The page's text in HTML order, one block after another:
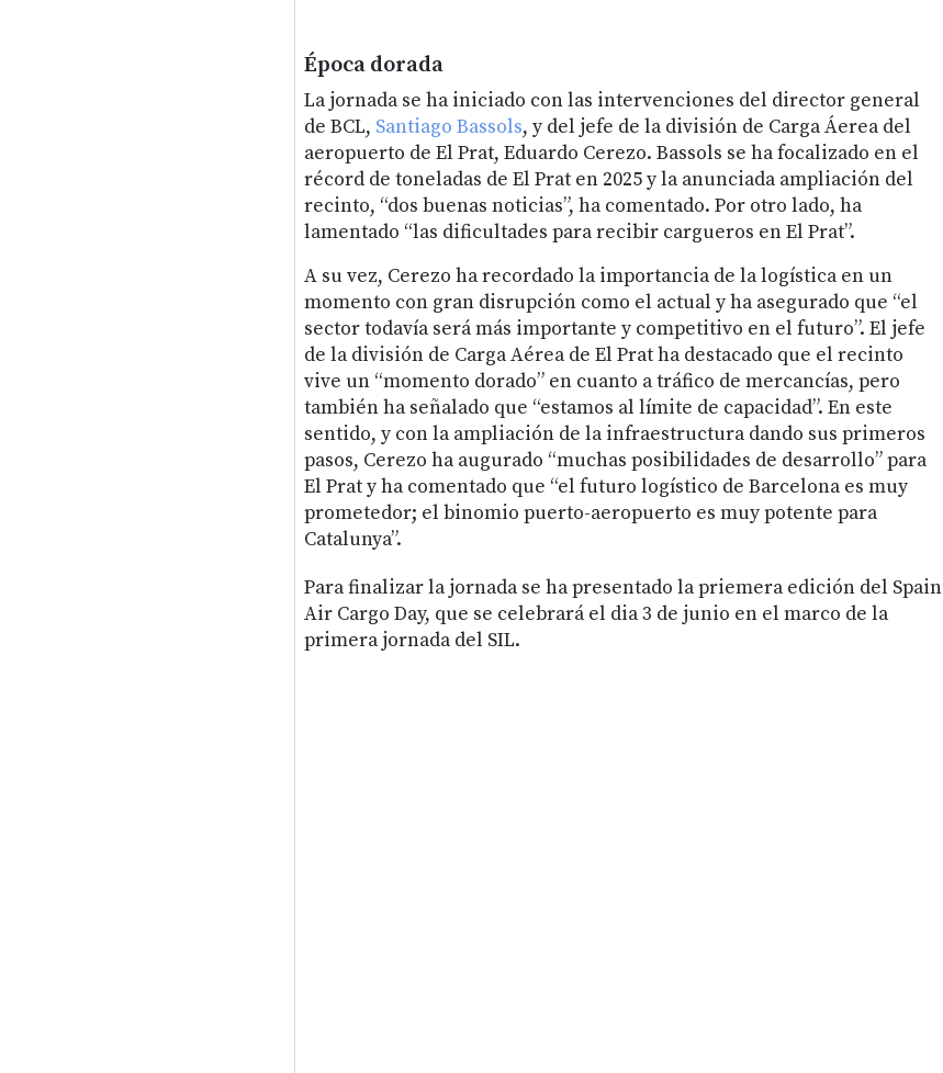
Época dorada
La jornada se ha iniciado con las intervenciones del director general
de BCL, Santiago Bassols, y del jefe de la división de Carga Áerea del
aeropuerto de El Prat, Eduardo Cerezo. Bassols se ha focalizado en el
récord de toneladas de El Prat en 2025 y la anunciada ampliación del
recinto, “dos buenas noticias”, ha comentado. Por otro lado, ha
lamentado “las dificultades para recibir cargueros en El Prat”.
A su vez, Cerezo ha recordado la importancia de la logística en un
momento con gran disrupción como el actual y ha asegurado que “el
sector todavía será más importante y competitivo en el futuro”. El jefe
de la división de Carga Aérea de El Prat ha destacado que el recinto
vive un “momento dorado” en cuanto a tráfico de mercancías, pero
también ha señalado que “estamos al límite de capacidad”. En este
sentido, y con la ampliación de la infraestructura dando sus primeros
pasos, Cerezo ha augurado “muchas posibilidades de desarrollo” para
El Prat y ha comentado que “el futuro logístico de Barcelona es muy
prometedor; el binomio puerto-aeropuerto es muy potente para
Catalunya”.
Para finalizar la jornada se ha presentado la priemera edición del Spain
Air Cargo Day, que se celebrará el dia 3 de junio en el marco de la
primera jornada del SIL.